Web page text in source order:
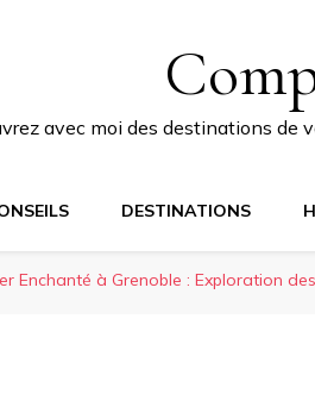
avec moi des destinations de
DESTINATIONS
Enchanté à Grenoble : Exploration